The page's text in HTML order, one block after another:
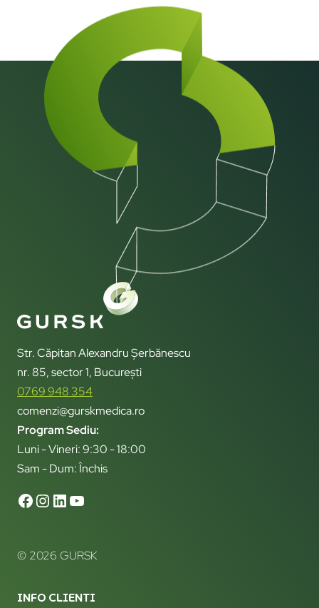
Str. Căpitan Alexandru Șerbănescu
nr. 85, sector 1, București
0769 948 354
comenzi@gurskmedica.ro
Program Sediu:
Luni - Vineri: 9:30 - 18:00
Sam - Dum: Închis
© 2026 GURSK
INFO CLIENTI